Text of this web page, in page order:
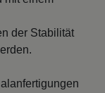
der Stabilität